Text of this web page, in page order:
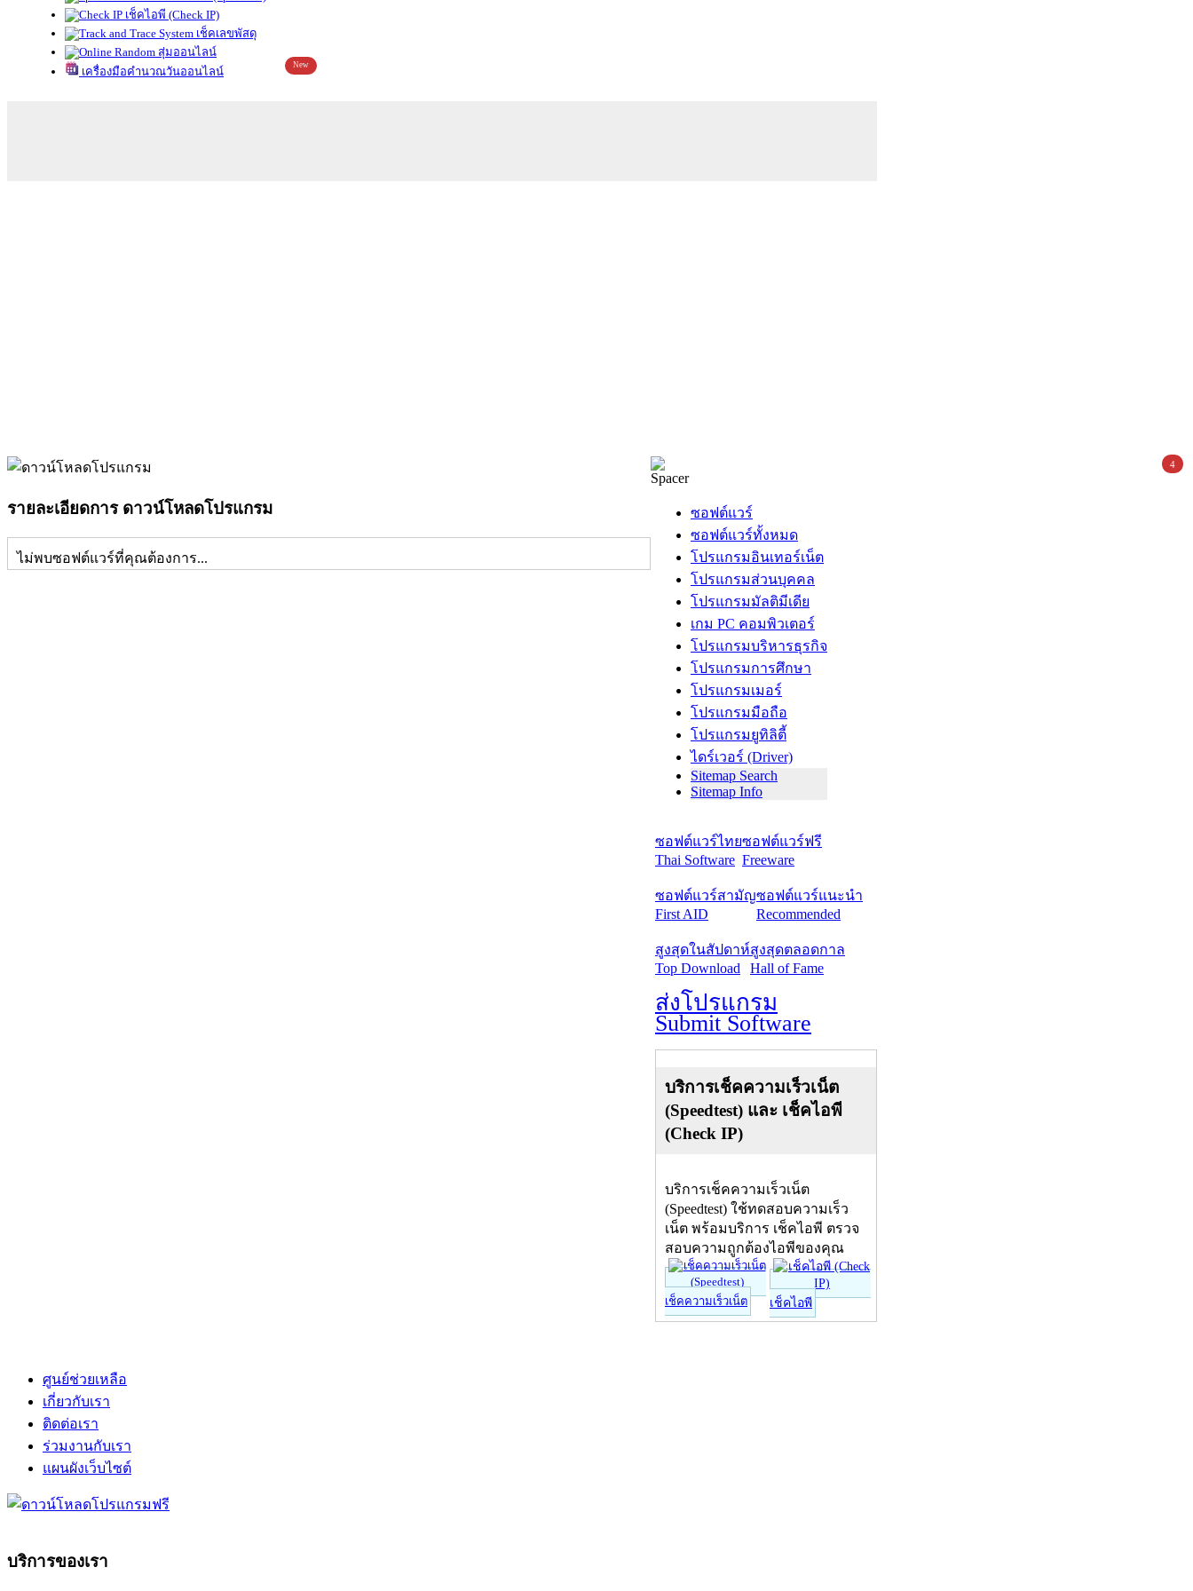
เช็คไอพี (Check IP)
เช็คเลขพัสดุ
สุ่มออนไลน์
เครื่องมือคำนวณวันออนไลน์
New
รายละเอียดการ ดาวน์โหลดโปรแกรม
ไม่พบซอฟต์แวร์ที่คุณต้องการ...
ซอฟต์แวร์
ซอฟต์แวร์ทั้งหมด
โปรแกรมอินเทอร์เน็ต
โปรแกรมส่วนบุคคล
โปรแกรมมัลติมีเดีย
เกม PC คอมพิวเตอร์
โปรแกรมบริหารธุรกิจ
โปรแกรมการศึกษา
โปรแกรมเมอร์
โปรแกรมมือถือ
โปรแกรมยูทิลิตี้
ไดร์เวอร์ (Driver)
Sitemap Search
Sitemap Info
ซอฟต์แวร์ไทย
Thai Software
ซอฟต์แวร์ฟรี
Freeware
ซอฟต์แวร์สามัญ
First AID
ซอฟต์แวร์แนะนำ
Recommended
สูงสุดในสัปดาห์
Top Download
สูงสุดตลอดกาล
Hall of Fame
ส่งโปรแกรม
Submit Software
บริการเช็คความเร็วเน็ต
(Speedtest) และ เช็คไอพี
(Check IP)
บริการเช็คความเร็วเน็ต
(Speedtest) ใช้ทดสอบความเร็ว
เน็ต พร้อมบริการ เช็คไอพี ตรวจ
สอบความถูกต้องไอพีของคุณ
เช็คความเร็วเน็ต เช็คไอพี
ศูนย์ช่วยเหลือ
เกี่ยวกับเรา
ติดต่อเรา
ร่วมงานกับเรา
4
แผนผังเว็บไซต์
บริการของเรา